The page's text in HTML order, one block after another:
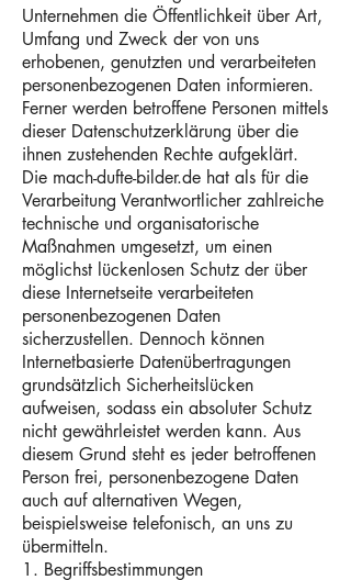
Unternehmen die Öffentlichkeit über Art,
Umfang und Zweck der von uns
erhobenen, genutzten und verarbeiteten
personenbezogenen Daten informieren.
Ferner werden betroffene Personen mittels
dieser Datenschutzerklärung über die
ihnen zustehenden Rechte aufgeklärt.
Die mach-dufte-bilder.de hat als für die
Verarbeitung Verantwortlicher zahlreiche
technische und organisatorische
Maßnahmen umgesetzt, um einen
möglichst lückenlosen Schutz der über
diese Internetseite verarbeiteten
personenbezogenen Daten
sicherzustellen. Dennoch können
Internetbasierte Datenübertragungen
grundsätzlich Sicherheitslücken
aufweisen, sodass ein absoluter Schutz
nicht gewährleistet werden kann. Aus
diesem Grund steht es jeder betroffenen
Person frei, personenbezogene Daten
auch auf alternativen Wegen,
beispielsweise telefonisch, an uns zu
übermitteln.
1. Begriffsbestimmungen